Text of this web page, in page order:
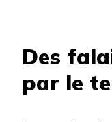
Des
par le